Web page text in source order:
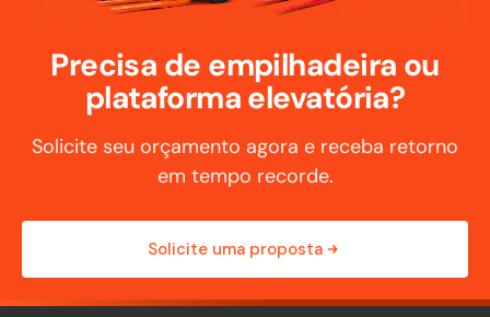
Precisa de empilhadeira ou
plataforma elevatória?
Solicite seu orçamento agora e receba retorno
em tempo recorde.
Solicite uma proposta